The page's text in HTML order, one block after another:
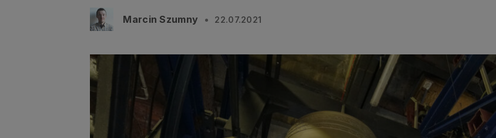
Marcin Szumny 22.07.2021